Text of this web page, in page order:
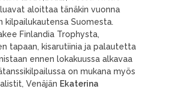
aloittaa tänäkin vuonna
kilpailukautensa Suomesta.
Finlandia Trophysta,
tapaan, kisarutiinia ja palautetta
ennen lokakuussa alkavaa
on mukana myös
Venäjän Ekaterina